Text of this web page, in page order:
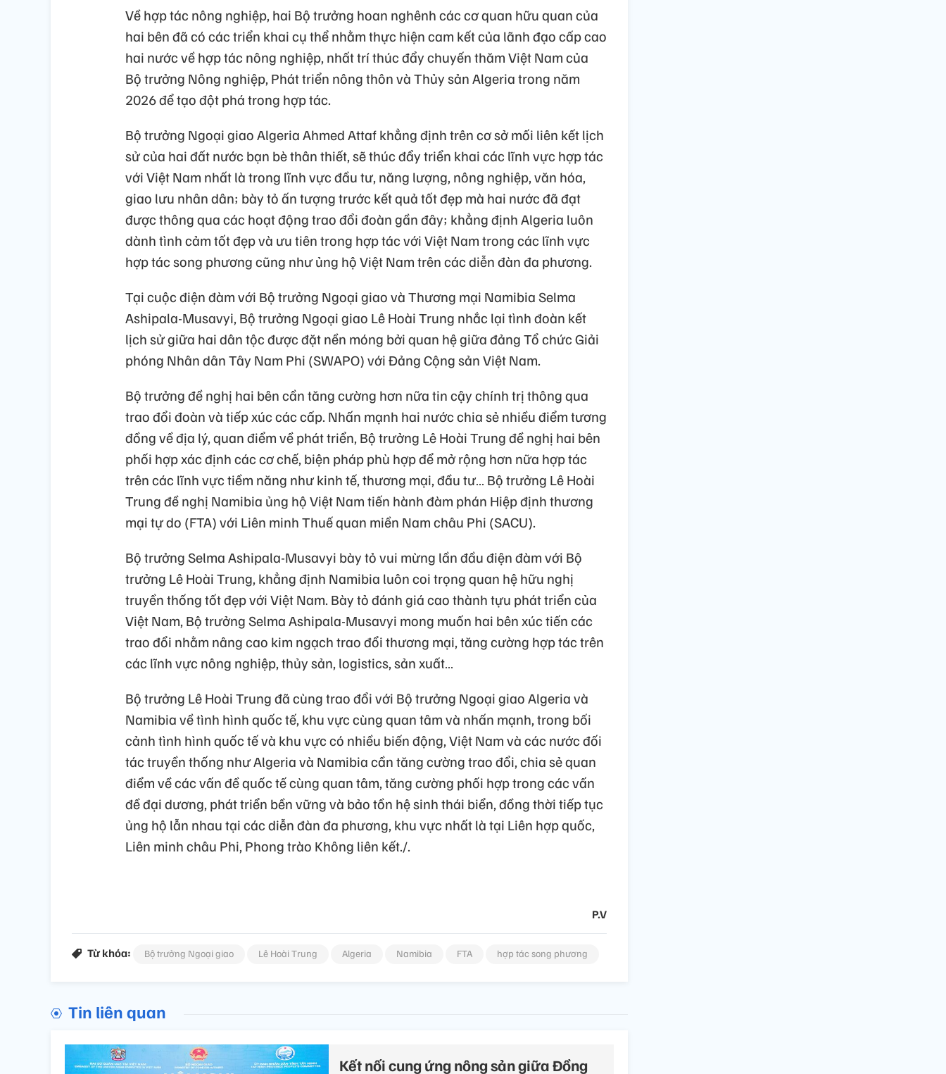
Về hợp tác nông nghiệp, hai Bộ trưởng hoan nghênh các cơ quan hữu quan của
hai bên đã có các triển khai cụ thể nhằm thực hiện cam kết của lãnh đạo cấp cao
hai nước về hợp tác nông nghiệp, nhất trí thúc đẩy chuyến thăm Việt Nam của
Bộ trưởng Nông nghiệp, Phát triển nông thôn và Thủy sản Algeria trong năm
2026 để tạo đột phá trong hợp tác.
Bộ trưởng Ngoại giao Algeria Ahmed Attaf khẳng định trên cơ sở mối liên kết lịch
sử của hai đất nước bạn bè thân thiết, sẽ thúc đẩy triển khai các lĩnh vực hợp tác
với Việt Nam nhất là trong lĩnh vực đầu tư, năng lượng, nông nghiệp, văn hóa,
giao lưu nhân dân; bày tỏ ấn tượng trước kết quả tốt đẹp mà hai nước đã đạt
được thông qua các hoạt động trao đổi đoàn gần đây; khẳng định Algeria luôn
dành tình cảm tốt đẹp và ưu tiên trong hợp tác với Việt Nam trong các lĩnh vực
hợp tác song phương cũng như ủng hộ Việt Nam trên các diễn đàn đa phương.
Tại cuộc điện đàm với Bộ trưởng Ngoại giao và Thương mại Namibia Selma
Ashipala-Musavyi, Bộ trưởng Ngoại giao Lê Hoài Trung nhắc lại tình đoàn kết
lịch sử giữa hai dân tộc được đặt nền móng bởi quan hệ giữa đảng Tổ chức Giải
phóng Nhân dân Tây Nam Phi (SWAPO) với Đảng Cộng sản Việt Nam.
Bộ trưởng đề nghị hai bên cần tăng cường hơn nữa tin cậy chính trị thông qua
trao đổi đoàn và tiếp xúc các cấp. Nhấn mạnh hai nước chia sẻ nhiều điểm tương
đồng về địa lý, quan điểm về phát triển, Bộ trưởng Lê Hoài Trung đề nghị hai bên
phối hợp xác định các cơ chế, biện pháp phù hợp để mở rộng hơn nữa hợp tác
trên các lĩnh vực tiềm năng như kinh tế, thương mại, đầu tư… Bộ trưởng Lê Hoài
Trung đề nghị Namibia ủng hộ Việt Nam tiến hành đàm phán Hiệp định thương
mại tự do (FTA) với Liên minh Thuế quan miền Nam châu Phi (SACU).
Bộ trưởng Selma Ashipala-Musavyi bày tỏ vui mừng lần đầu điện đàm với Bộ
trưởng Lê Hoài Trung, khẳng định Namibia luôn coi trọng quan hệ hữu nghị
truyền thống tốt đẹp với Việt Nam. Bày tỏ đánh giá cao thành tựu phát triển của
Việt Nam, Bộ trưởng Selma Ashipala-Musavyi mong muốn hai bên xúc tiến các
trao đổi nhằm nâng cao kim ngạch trao đổi thương mại, tăng cường hợp tác trên
các lĩnh vực nông nghiệp, thủy sản, logistics, sản xuất…
Bộ trưởng Lê Hoài Trung đã cùng trao đổi với Bộ trưởng Ngoại giao Algeria và
Namibia về tình hình quốc tế, khu vực cùng quan tâm và nhấn mạnh, trong bối
cảnh tình hình quốc tế và khu vực có nhiều biến động, Việt Nam và các nước đối
tác truyền thống như Algeria và Namibia cần tăng cường trao đổi, chia sẻ quan
điểm về các vấn đề quốc tế cùng quan tâm, tăng cường phối hợp trong các vấn
đề đại dương, phát triển bền vững và bảo tồn hệ sinh thái biển, đồng thời tiếp tục
ủng hộ lẫn nhau tại các diễn đàn đa phương, khu vực nhất là tại Liên hợp quốc,
Liên minh châu Phi, Phong trào Không liên kết./.
P.V
Từ khóa: Bộ trưởng Ngoại giao Lê Hoài Trung Algeria Namibia FTA hợp tác song phương
Tin liên quan
Kết nối cung ứng nông sản giữa Đồng